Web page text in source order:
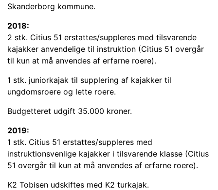
Skanderborg kommune.
2018:
2 stk. Citius 51 erstattes/suppleres med tilsvarende
kajakker anvendelige til instruktion (Citius 51 overgår
til kun at må anvendes af erfarne roere).
1 stk. juniorkajak til supplering af kajakker til
ungdomsroere og lette roere.
Budgetteret udgift 35.000 kroner.
2019:
1 stk. Citius 51 erstattes/suppleres med
instruktionsvenlige kajakker i tilsvarende klasse (Citius
51 overgår til kun at må anvendes af erfarne roere).
K2 Tobisen udskiftes med K2 turkajak.